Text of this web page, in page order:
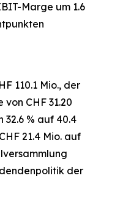
Marge um 1.6
110.1 Mio., der
CHF 31.20
% auf 40.4
21.4 Mio. auf
der